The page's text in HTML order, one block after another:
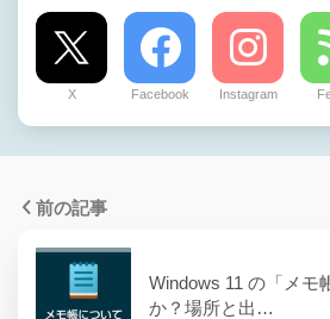
X Facebook Instagram
前の記事
Windows 11 の「メモ
か？場所と出…